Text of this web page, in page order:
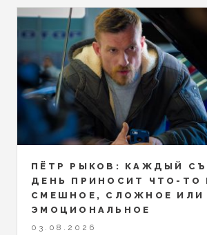
ПЁТР РЫКОВ: КАЖДЫЙ
ДЕНЬ ПРИНОСИТ ЧТО-ТО
СМЕШНОЕ, СЛОЖНОЕ ИЛИ
ЭМОЦИОНАЛЬНОЕ
03.08.2026